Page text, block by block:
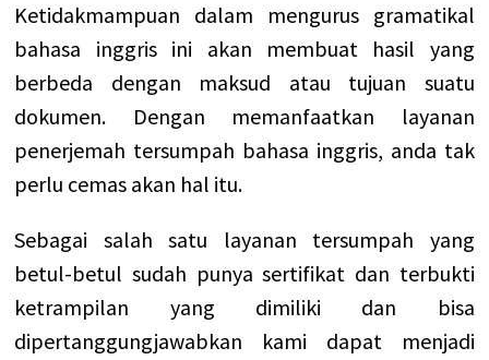
Ketidakmampuan dalam mengurus gramatikal
bahasa inggris ini akan membuat hasil yang
berbeda dengan maksud atau tujuan suatu
dokumen. Dengan memanfaatkan layanan
penerjemah tersumpah bahasa inggris, anda tak
perlu cemas akan hal itu.
Sebagai salah satu layanan tersumpah yang
betul-betul sudah punya sertifikat dan terbukti
ketrampilan yang dimiliki dan bisa
dipertanggungjawabkan kami dapat menjadi